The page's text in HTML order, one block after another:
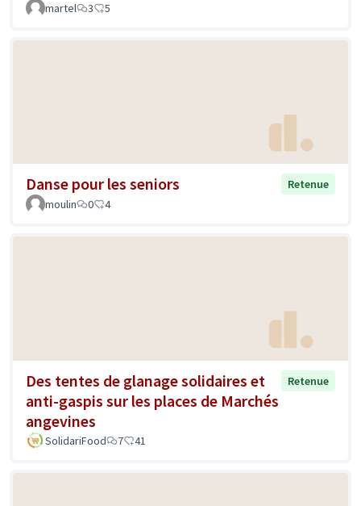
martel 3 5
Danse pour les seniors
Retenue
moulin
0 4
Des tentes de glanage solidaires et
anti-gaspis sur les places de Marchés
angevines
Retenue
SolidariFood 7 41